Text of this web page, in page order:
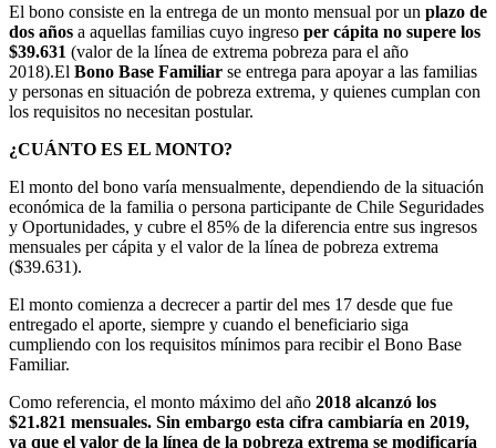
El bono consiste en la entrega de un monto mensual por un plazo de
dos años a aquellas familias cuyo ingreso per cápita no supere los
$39.631 (valor de la línea de extrema pobreza para el año
2018).El Bono Base Familiar se entrega para apoyar a las familias
y personas en situación de pobreza extrema, y quienes cumplan con
los requisitos no necesitan postular.
¿CUÁNTO ES EL MONTO?
El monto del bono varía mensualmente, dependiendo de la situación
económica de la familia o persona participante de Chile Seguridades
y Oportunidades, y cubre el 85% de la diferencia entre sus ingresos
mensuales per cápita y el valor de la línea de pobreza extrema
($39.631).
El monto comienza a decrecer a partir del mes 17 desde que fue
entregado el aporte, siempre y cuando el beneficiario siga
cumpliendo con los requisitos mínimos para recibir el Bono Base
Familiar.
Como referencia, el monto máximo del año 2018 alcanzó los
$21.821 mensuales. Sin embargo esta cifra cambiaría en 2019,
ya que el valor de la línea de la pobreza extrema se modificaría